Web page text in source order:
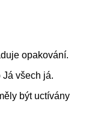
opakování.
všech já.
být uctívány